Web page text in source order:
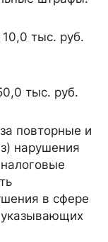
тыс. руб.
тыс. руб.
повторные и
нарушения
в сфере
указывающих